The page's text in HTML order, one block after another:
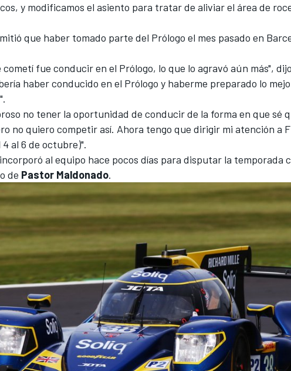
y modificamos el asiento para tratar de aliviar el área de
que haber tomado parte del Prólogo el mes pasado en
fue conducir en el Prólogo, lo que lo agravó aún más",
haber conducido en el Prólogo y haberme preparado lo
no tener la oportunidad de conducir de la forma en que sé
no quiero competir así. Ahora tengo que dirigir mi atención a
4 al 6 de octubre)".
al equipo hace pocos días para disputar la temporada
de Pastor Maldonado.